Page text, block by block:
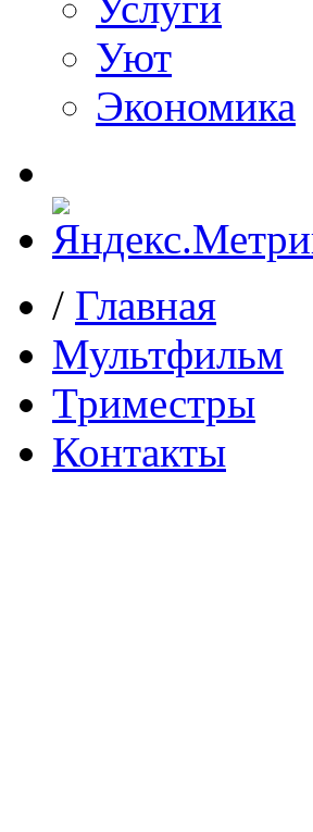
Уют
Экономика
/ Главная
Мультфильм
Триместры
Контакты